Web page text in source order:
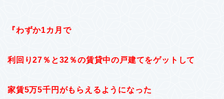
『わずか1カ月で
利回り27％と32％の賃貸中の戸建てをゲットして
家賃5万5千円がもらえるようになった